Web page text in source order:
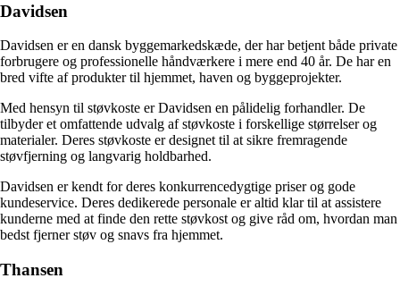
Davidsen
Davidsen er en dansk byggemarkedskæde, der har betjent både private
forbrugere og professionelle håndværkere i mere end 40 år. De har en
bred vifte af produkter til hjemmet, haven og byggeprojekter.
Med hensyn til støvkoste er Davidsen en pålidelig forhandler. De
tilbyder et omfattende udvalg af støvkoste i forskellige størrelser og
materialer. Deres støvkoste er designet til at sikre fremragende
støvfjerning og langvarig holdbarhed.
Davidsen er kendt for deres konkurrencedygtige priser og gode
kundeservice. Deres dedikerede personale er altid klar til at assistere
kunderne med at finde den rette støvkost og give råd om, hvordan man
bedst fjerner støv og snavs fra hjemmet.
Thansen